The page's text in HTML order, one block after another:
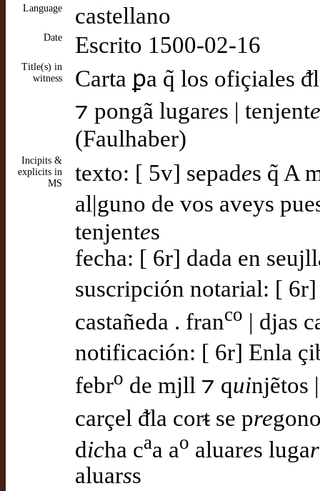
Language castellano
Date Escrito 1500-02-16
Title(s) in
witness
Carta ꝑa q̃ los ofiçiales
⁊ pongã lugares | tenjente
(Faulhaber)
Incipits &
explicits in
MS
texto: [ 5v] sepades q̃ A
al|guno de vos aveys
tenjentes
fecha: [ 6r] dada en
suscripción notarial: [
castañeda . franco | djas
notificación: [ 6r] Enla
febro de mjll ⁊ quinjẽtos
carçel ᵭla corᵵ se pre
dicha caa ao aluares lugar
aluarss